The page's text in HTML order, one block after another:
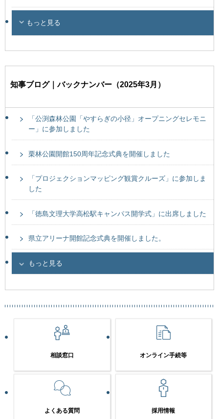
もっと見る
知事ブログ｜バックナンバー（2025年3月）
「公渕森林公園「やすらぎの小径」オープニングセレモニ
ー」に参加しました
栗林公園開館150周年記念式典を開催しました
「プロジェクションマッピング観賞クルーズ」に参加しま
した
「徳島文理大学高松駅キャンパス開学式」に出席しました
県立アリーナ開館記念式典を開催しました。
もっと見る
相談窓口 オンライン手続等
よくある質問 採用情報